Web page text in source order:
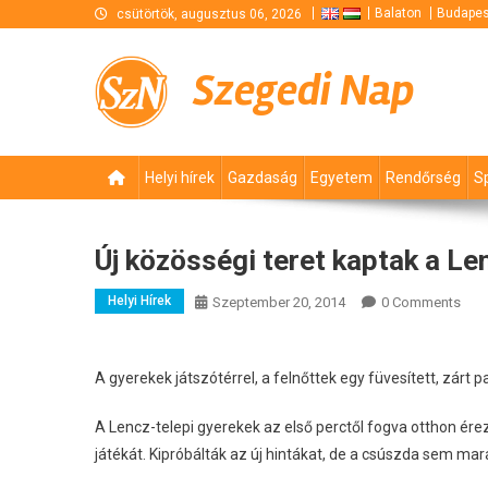
csütörtök, augusztus 06, 2026 Balaton
Szegedi Nap
Helyi hírek Gazdaság Egyetem Rendőrség
Új közösségi teret kaptak a
Helyi Hírek Szeptember 20, 2014 0 Comments
A gyerekek játszótérrel, a felnőttek egy füvesített, zárt
A Lencz-telepi gyerekek az első perctől fogva otthon
játékát. Kipróbálták az új hintákat, de a csúszda sem